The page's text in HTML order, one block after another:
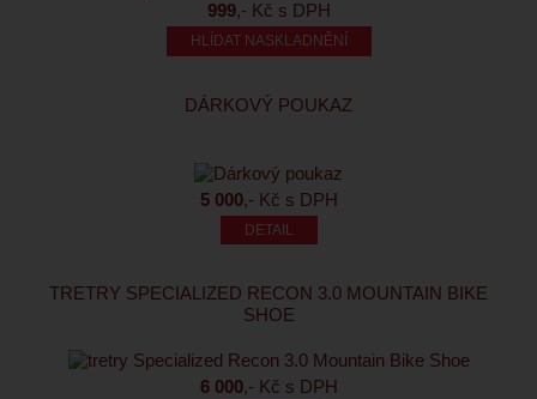
999,- Kč s DPH
HLÍDAT NASKLADNĚNÍ
DÁRKOVÝ POUKAZ
5 000,- Kč s DPH
TRETRY SPECIALIZED RECON 3.0 MOUNTAIN BIKE
SHOE
6 000,- Kč s DPH